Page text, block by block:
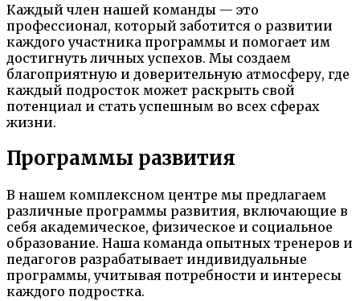
Каждый член нашей команды — это
профессионал, который заботится о развитии
каждого участника программы и помогает им
достигнуть личных успехов. Мы создаем
благоприятную и доверительную атмосферу, где
каждый подросток может раскрыть свой
потенциал и стать успешным во всех сферах
жизни.
Программы развития
В нашем комплексном центре мы предлагаем
различные программы развития, включающие в
себя академическое, физическое и социальное
образование. Наша команда опытных тренеров и
педагогов разрабатывает индивидуальные
программы, учитывая потребности и интересы
каждого подростка.